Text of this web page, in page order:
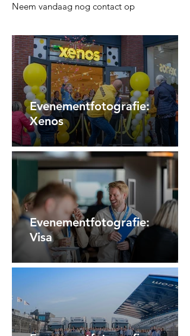
Neem vandaag nog contact op
Evenementfotografie:
Xenos
Evenementfotografie:
Visa